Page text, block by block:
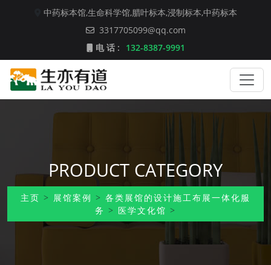
中药标本馆,生命科学馆,腊叶标本,浸制标本,中药标本
3317705099@qq.com
电 话 :
132-8387-9991
PRODUCT CATEGORY
主页 > 展馆案例 > 各类展馆的设计施工布展一体化服
务 > 医学文化馆 >